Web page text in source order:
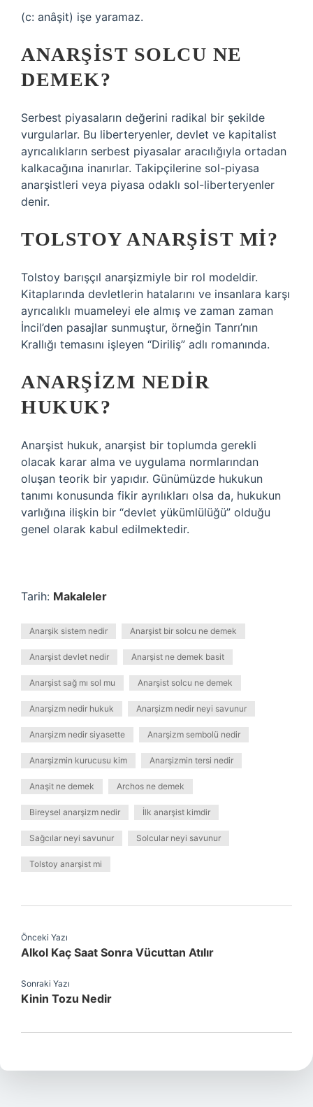
(c: anâşit) işe yaramaz.
ANARŞIST SOLCU NE
DEMEK?
Serbest piyasaların değerini radikal bir şekilde
vurgularlar. Bu liberteryenler, devlet ve kapitalist
ayrıcalıkların serbest piyasalar aracılığıyla ortadan
kalkacağına inanırlar. Takipçilerine sol-piyasa
anarşistleri veya piyasa odaklı sol-liberteryenler
denir.
TOLSTOY ANARŞIST MI?
Tolstoy barışçıl anarşizmiyle bir rol modeldir.
Kitaplarında devletlerin hatalarını ve insanlara karşı
ayrıcalıklı muameleyi ele almış ve zaman zaman
İncil’den pasajlar sunmuştur, örneğin Tanrı’nın
Krallığı temasını işleyen “Diriliş” adlı romanında.
ANARŞIZM NEDIR
HUKUK?
Anarşist hukuk, anarşist bir toplumda gerekli
olacak karar alma ve uygulama normlarından
oluşan teorik bir yapıdır. Günümüzde hukukun
tanımı konusunda fikir ayrılıkları olsa da, hukukun
varlığına ilişkin bir “devlet yükümlülüğü” olduğu
genel olarak kabul edilmektedir.
Tarih: Makaleler
Anarşik sistem nedir Anarşist bir solcu ne demek
Anarşist devlet nedir Anarşist ne demek basit
Anarşist sağ mı sol mu Anarşist solcu ne demek
Anarşizm nedir hukuk Anarşizm nedir neyi savunur
Anarşizm nedir siyasette Anarşizm sembolü nedir
Anarşizmin kurucusu kim Anarşizmin tersi nedir
Anaşit ne demek Archos ne demek
Bireysel anarşizm nedir İlk anarşist kimdir
Sağcılar neyi savunur Solcular neyi savunur
Tolstoy anarşist mi
Önceki Yazı
Alkol Kaç Saat Sonra Vücuttan Atılır
Sonraki Yazı
Kinin Tozu Nedir